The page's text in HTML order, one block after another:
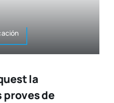
la
proves de